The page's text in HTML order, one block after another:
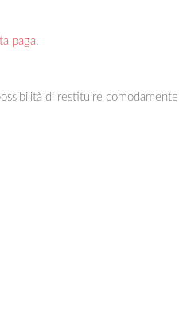
paga.
di restituire